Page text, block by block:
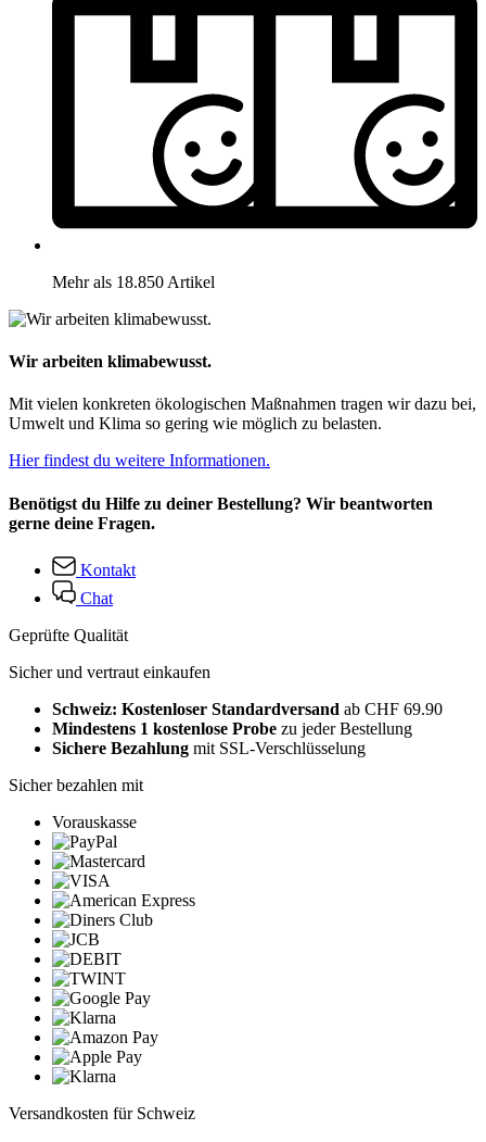
Mehr als 18.850 Artikel
Wir arbeiten klimabewusst.
Mit vielen konkreten ökologischen Maßnahmen tragen wir dazu bei,
Umwelt und Klima so gering wie möglich zu belasten.
Hier findest du weitere Informationen.
Benötigst du Hilfe zu deiner Bestellung? Wir beantworten
gerne deine Fragen.
Kontakt
Chat
Geprüfte Qualität
Sicher und vertraut einkaufen
Schweiz: Kostenloser Standardversand ab CHF 69.90
Mindestens 1 kostenlose Probe zu jeder Bestellung
Sichere Bezahlung mit SSL-Verschlüsselung
Sicher bezahlen mit
Vorauskasse
Versandkosten für Schweiz